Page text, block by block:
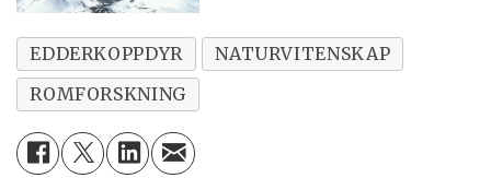
EDDERKOPPDYR
NATURVITENSKAP
ROMFORSKNING